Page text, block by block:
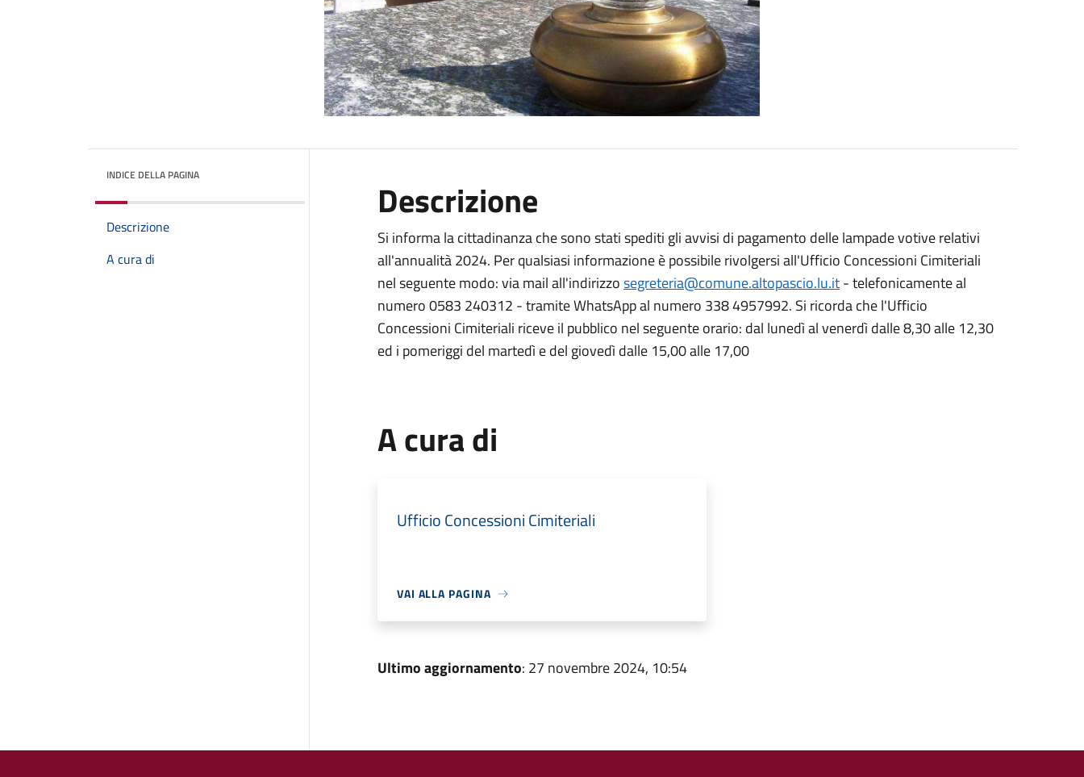
INDICE DELLA PAGINA
Descrizione
A cura di
Descrizione
Si informa la cittadinanza che sono stati spediti gli avvisi di pagamento delle lampade votive relativi
all'annualità 2024. Per qualsiasi informazione è possibile rivolgersi all'Ufficio Concessioni Cimiteriali
nel seguente modo: via mail all'indirizzosegreteria@comune.altopascio.lu.it- telefonicamente al
numero 0583 240312 - tramite WhatsApp al numero 338 4957992. Si ricorda che l'Ufficio
Concessioni Cimiteriali riceve il pubblico nel seguente orario: dal lunedì al venerdì dalle 8,30 alle 12,30
ed i pomeriggi del martedì e del giovedì dalle 15,00 alle 17,00
A cura di
Ufficio Concessioni Cimiteriali
VAI ALLA PAGINA
Ultimo aggiornamento: 27 novembre 2024, 10:54